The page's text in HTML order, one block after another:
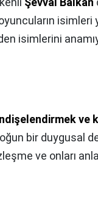
isimleri
isimlerini
ve
bir duygusal
ve onları